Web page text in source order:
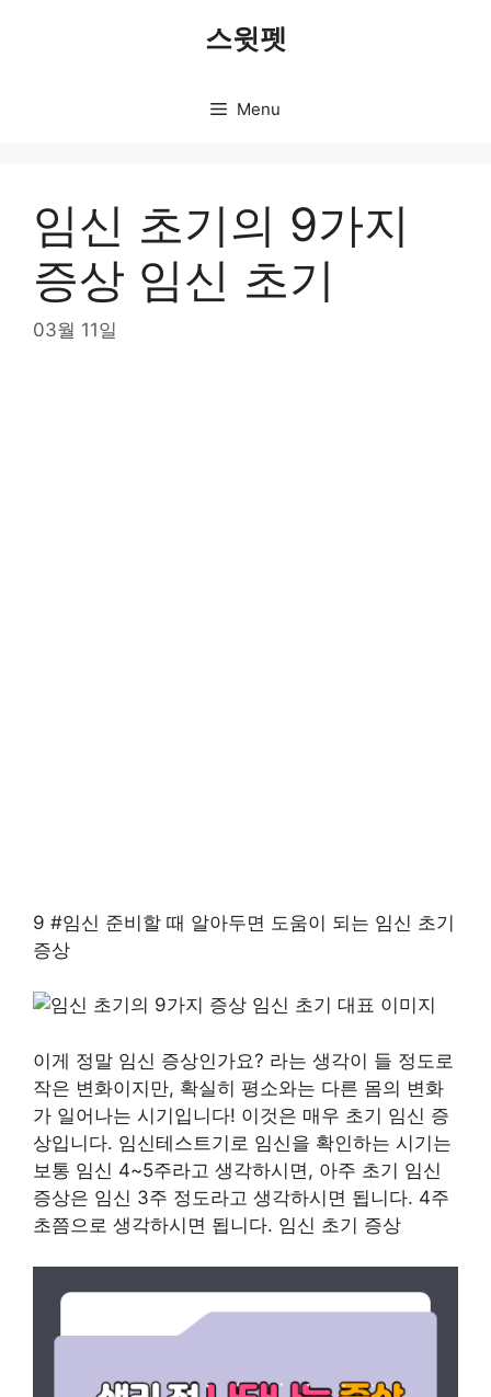
스윗펫
Menu
임신 초기의 9가지
증상 임신 초기
03월 11일
9 #임신 준비할 때 알아두면 도움이 되는 임신 초기
증상
이게 정말 임신 증상인가요? 라는 생각이 들 정도로
작은 변화이지만, 확실히 평소와는 다른 몸의 변화
가 일어나는 시기입니다! 이것은 매우 초기 임신 증
상입니다. 임신테스트기로 임신을 확인하는 시기는
보통 임신 4~5주라고 생각하시면, 아주 초기 임신
증상은 임신 3주 정도라고 생각하시면 됩니다. 4주
초쯤으로 생각하시면 됩니다. 임신 초기 증상